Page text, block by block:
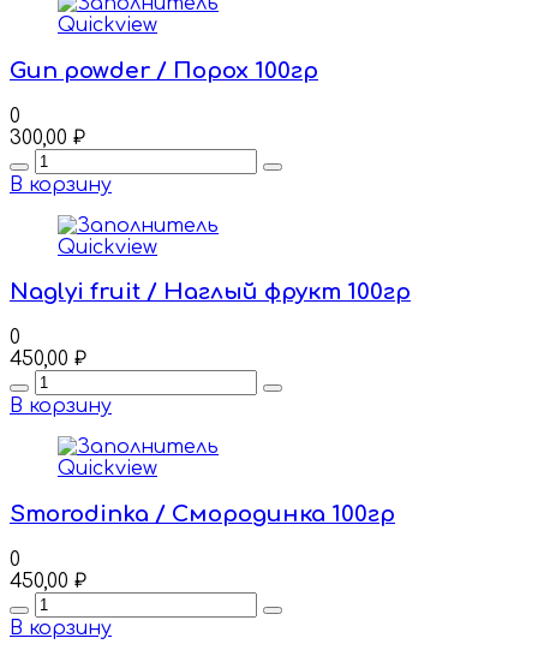
Quickview
Gun powder / Порох 100гр
0
300,00 ₽
Quantity
В корзину
Quickview
Naglyi fruit / Наглый фрукт 100гр
0
450,00 ₽
Quantity
В корзину
Quickview
Smorodinka / Смородинка 100гр
0
450,00 ₽
Quantity
В корзину